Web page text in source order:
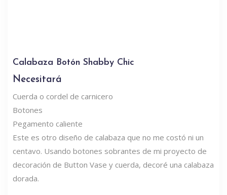
Calabaza Botón Shabby Chic
Necesitará
Cuerda o cordel de carnicero
Botones
Pegamento caliente
Este es otro diseño de calabaza que no me costó ni un
centavo. Usando botones sobrantes de mi proyecto de
decoración de Button Vase y cuerda, decoré una calabaza
dorada.